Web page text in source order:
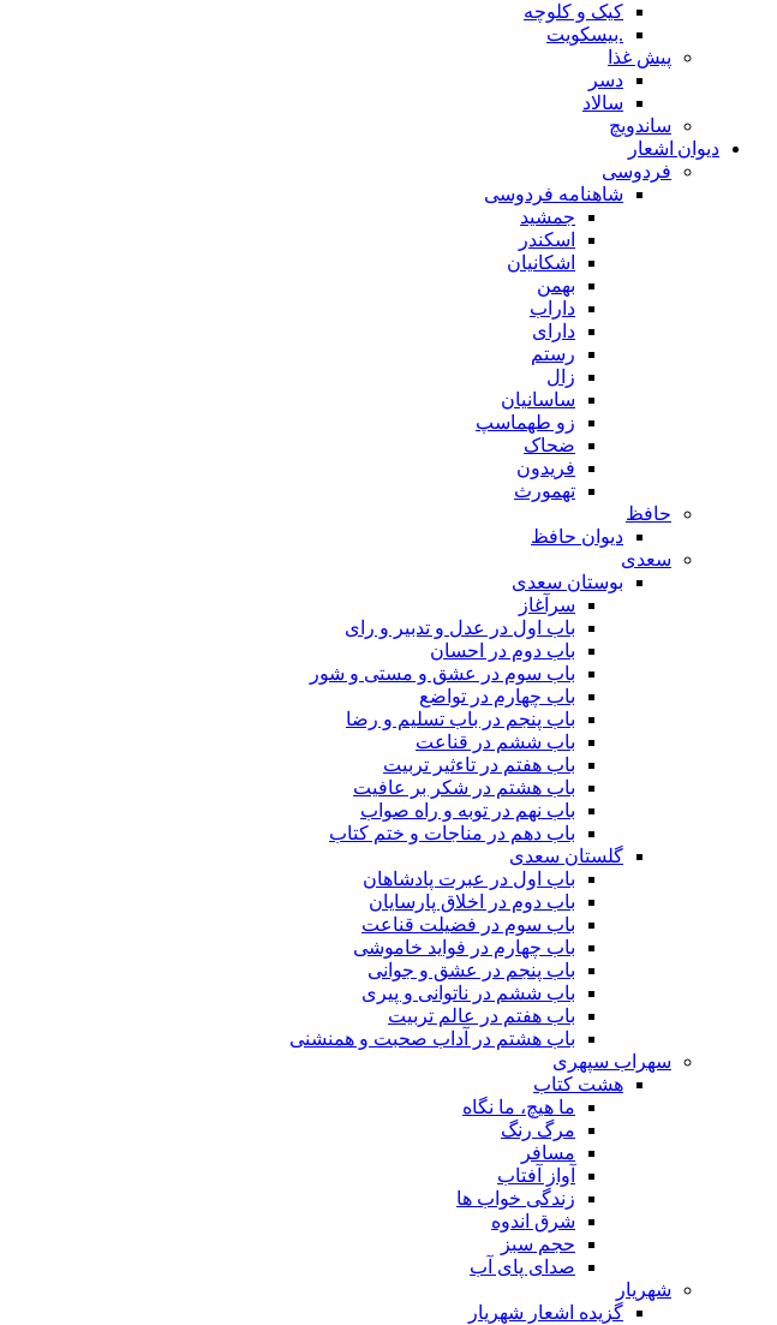
کیک و کلوچه
.بیسکویت
پیش غذا
دسر
سالاد
ساندویچ
دیوان اشعار
فردوسی
شاهنامه فردوسی
جمشید
اسکندر
اشکانیان
بهمن
داراب
دارای
رستم
زال
ساسانیان
زو طهماسپ‏
ضحاک
فریدون
تهمورث
حافظ
دیوان حافظ
سعدی
بوستان سعدی
سرآغاز
باب اول در عدل و تدبیر و رای
باب دوم در احسان
باب سوم در عشق و مستی و شور
باب چهارم در تواضع
باب پنجم در باب تسلیم و رضا
باب ششم در قناعت
باب هفتم در تاءثیر تربیت
باب هشتم در شکر بر عافیت
باب نهم در توبه و راه صواب
باب دهم در مناجات و ختم کتاب
گلستان سعدی
باب اول در عبرت پادشاهان
باب دوم در اخلاق پارسایان
باب سوم در فضیلت قناعت
باب چهارم در فواید خاموشى
باب پنجم در عشق و جوانى
باب ششم در ناتوانى و پیرى
باب هفتم در عالم تربیت
باب هشتم در آداب صحبت و همنشنى
سهراب سپهری
هشت کتاب
ما هیچ، ما نگاه
مرگ رنگ
مسافر
آواز آفتاب
زندگی خواب ها
شرق اندوه
حجم سبز
صدای پای آب
شهریار
گزیده اشعار شهریار